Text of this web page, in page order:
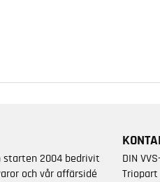
starten 2004 bedrivit
och vår affärsidé
DIN